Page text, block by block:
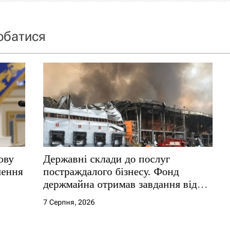
Державні склади до послуг
постраждалого бізнесу. Фонд
держмайна отримав завдання від
прем’єра
7 Серпня, 2026